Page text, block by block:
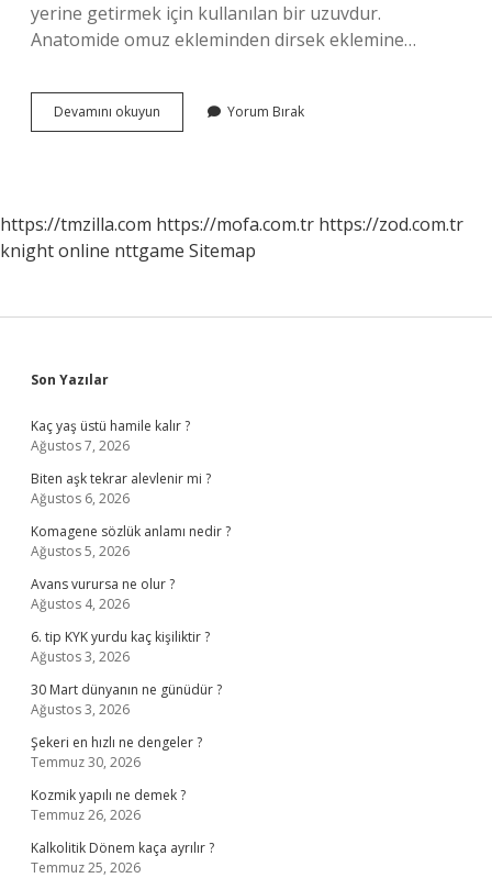
yerine getirmek için kullanılan bir uzuvdur.
Anatomide omuz ekleminden dirsek eklemine…
Devamını okuyun
Ne
Yorum Bırak
https://tmzilla.com https://mofa.com.tr https://zod.com.tr
knight online nttgame Sitemap
Sidebar
Son Yazılar
Kaç yaş üstü hamile kalır ?
Ağustos 7, 2026
Biten aşk tekrar alevlenir mi ?
Ağustos 6, 2026
Komagene sözlük anlamı nedir ?
Ağustos 5, 2026
Avans vurursa ne olur ?
Ağustos 4, 2026
6. tip KYK yurdu kaç kişiliktir ?
Ağustos 3, 2026
30 Mart dünyanın ne günüdür ?
Ağustos 3, 2026
Şekeri en hızlı ne dengeler ?
Temmuz 30, 2026
Kozmik yapılı ne demek ?
Temmuz 26, 2026
Kalkolitik Dönem kaça ayrılır ?
Temmuz 25, 2026